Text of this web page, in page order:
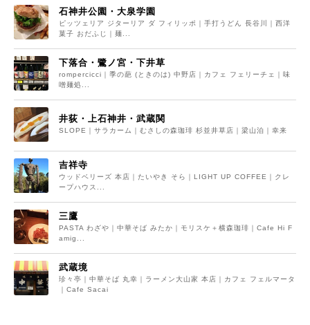
石神井公園・大泉学園
ピッツェリア ジターリア ダ フィリッポ｜手打うどん 長谷川｜西洋
菓子 おだふじ｜麺...
下落合・鷺ノ宮・下井草
rompercicci｜季の葩 (ときのは) 中野店｜カフェ フェリーチェ｜味
噌麺処...
井荻・上石神井・武蔵関
SLOPE｜サラカーム｜むさしの森珈琲 杉並井草店｜梁山泊｜幸来
吉祥寺
ウッドベリーズ 本店｜たいやき そら｜LIGHT UP COFFEE｜クレ
ープハウス...
三鷹
PASTA わざや｜中華そば みたか｜モリスケ＋横森珈琲｜Cafe Hi F
amig...
武蔵境
珍々亭｜中華そば 丸幸｜ラーメン大山家 本店｜カフェ フェルマータ
｜Cafe Sacai